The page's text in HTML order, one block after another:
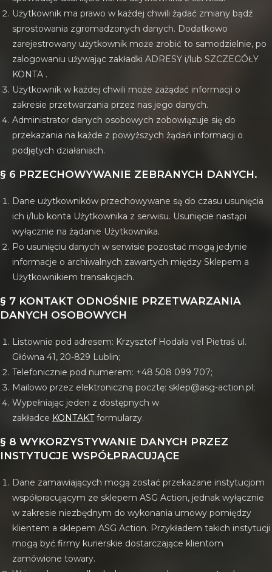
Użytkownik ma prawo w każdej chwili żądać zmiany bądź
sprostowania zgromadzonych danych. Dodatkowo
zarejestrowany użytkownik może zrobić to samodzielnie, po
zalogowaniu używając zakładki ADRESY i/lub SZCZEGÓŁY
KONTA .
Użytkownik w każdej chwili może zażądać informacji o
zakresie przetwarzania przez nas jego danych.
Administrator danych osobowych zobowiązuje się do
przekazania na każde z powyższych żądań informacji o
podjętych działaniach.
§ 6 PRZECHOWYWANIE ZEBRANYCH DANYCH.
Dane użytkowników przechowywane są do czasu usunięcia
ich i/lub konta Użytkownika z serwisu. Usunięcie nastąpi
wyłącznie na żądanie Użytkownika.
Po usunięciu danych w serwisie pozostać mogą jedynie
informacje o archiwalnych zawartych między Sklepem a
Użytkownikiem transakcjach.
§ 7 KONTAKT ODNOŚNIE PRZETWARZANIA
DANYCH OSOBOWYCH
Listownie pod adresem: Krzysztof Hodała vel Pietraś ul.
Główna 41, 20-829 Lublin;
Telefonicznie pod numerem: +48 508 099 707;
Mailowo przez elektroniczną pocztę: sklep@asg-action.pl;
Wypełniając jeden z dostępnych w
zakładce KONTAKTformularzy.
§ 8 WYKORZYSTYWANIE DANYCH PRZEZ
INSTYTUCJE WSPÓŁPRACUJĄCE
Dane zamawiających mogą zostać przekazane instytucjom
współpracującym ze sklepem ASG Action, jednak wyłącznie
w zakresie niezbędnym do wykonania umowy pomiędzy
klientem a sklepem ASG Action. Przykładem takich instytucji
mogą być firmy kurierskie dostarczające klientom
zamówione towary.